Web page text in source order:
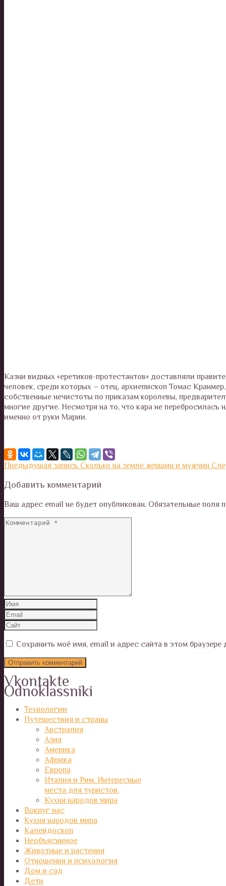
Казни видных «еретиков-протестантов» доставляли
человек, среди которых – отец, архиепископ Томас
собственные нечистоты по приказам королевы,
многие другие. Несмотря на то, что кара не
именно от руки Марии.
Предыдущая запись Сколько на земле женщин и мужчин
Добавить комментарий
Ваш адрес email не будет опубликован. Обязательные поля
Сохранить моё имя, email и адрес сайта в этом
Vkontakte
Odnoklassniki
Технологии
Путешествия и страны
Австралия
Азия
Америка
Африка
Европа
Италия и Рим. Интересные
места для туристов.
Кухня народов мира
Вокруг нас
Кухня народов мира
Калейдоскоп
Необъяснимое
Животные и растения
Отношения и психология
Дом и сад
Дети